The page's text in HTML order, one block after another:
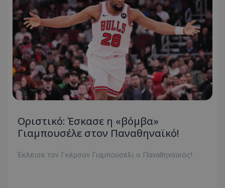
Οριστικό: Έσκασε η «βόμβα»
Γιαμπουσέλε στον Παναθηναϊκό!
Έκλεισε τον Γκέρσον Γιαμπουσέλι ο Παναθηναϊκός!